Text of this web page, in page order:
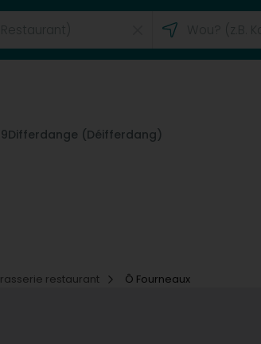
Differdange (Déifferdang)
restaurant Ô Fourneaux